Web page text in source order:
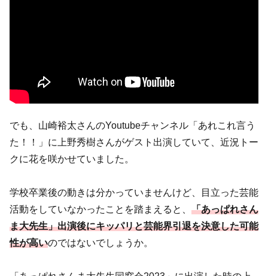
でも、山崎裕太さんのYoutubeチャンネル「あれこれ言う
た！！」に上野秀樹さんがゲスト出演していて、近況トー
クに花を咲かせていました。
学校卒業後の動きは分かっていませんけど、目立った芸能
活動をしていなかったことを踏まえると、 「あっぱれさん
ま大先生」出演後にキッパリと芸能界引退を決意した可能
性が高いのではないでしょうか。